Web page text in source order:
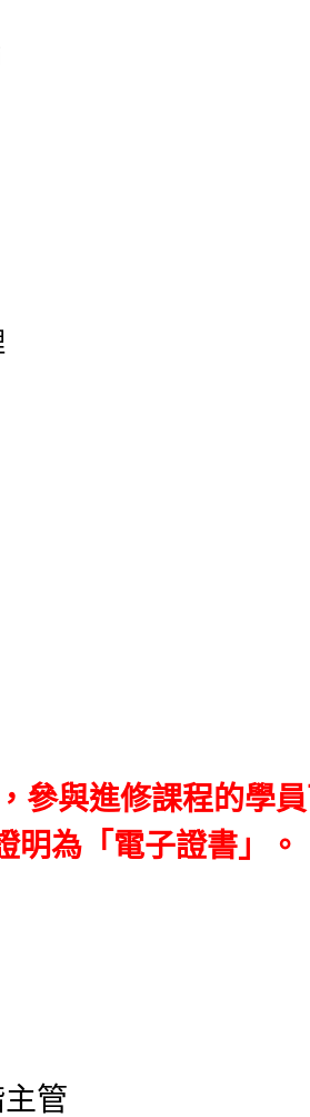
參與進修課程的學
明為「電子證書」。
管